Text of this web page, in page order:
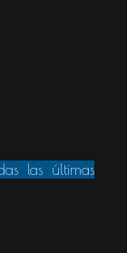
las últimas